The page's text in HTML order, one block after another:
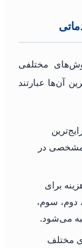
مختلفی
آن‌ها عبارتند
مشخصی در
برای
دوم، سوم،
می‌شود.
مختلف